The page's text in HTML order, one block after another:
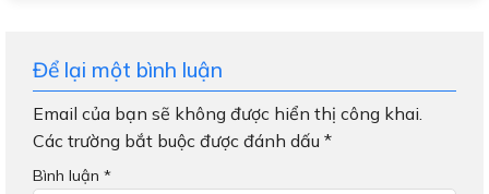
Để lại một bình luận
Email của bạn sẽ không được hiển thị công khai.
Các trường bắt buộc được đánh dấu *
Bình luận *